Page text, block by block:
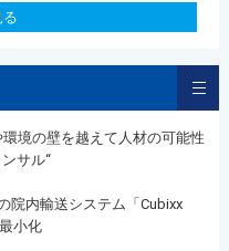
る
境の壁を越えて人材の可能性
サル“
内輸送システム「Cubixx
小化